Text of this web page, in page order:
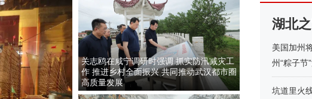
关志鸥在咸宁调研时强调 抓实防汛减灾工
作 推进乡村全面振兴 共同推动武汉都市圈
高质量发展
湖北
美国加州
州“粽子节
坑道里火